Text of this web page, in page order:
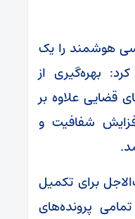
هوشمند را یک
بهره‌گیری از
قضایی علاوه بر
شفافیت و
برای تکمیل
پرونده‌های